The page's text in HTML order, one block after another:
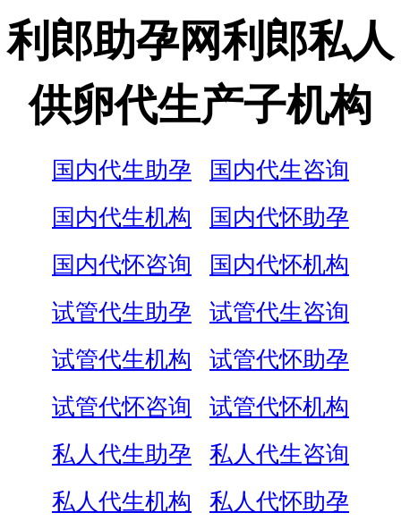
利郎助孕网利郎私人
供卵代生产子机构
国内代生助孕
国内代生咨询
国内代生机构
国内代怀助孕
国内代怀咨询
国内代怀机构
试管代生助孕
试管代生咨询
试管代生机构
试管代怀助孕
试管代怀咨询
试管代怀机构
私人代生助孕
私人代生咨询
私人代生机构
私人代怀助孕